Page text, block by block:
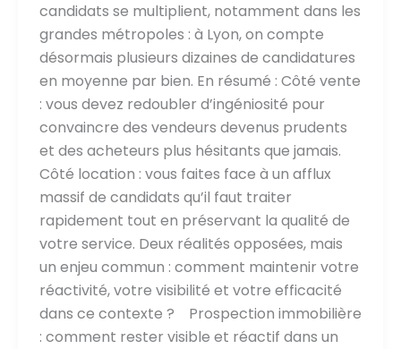
candidats se multiplient, notamment dans les
grandes métropoles : à Lyon, on compte
désormais plusieurs dizaines de candidatures
en moyenne par bien. En résumé : Côté vente
: vous devez redoubler d’ingéniosité pour
convaincre des vendeurs devenus prudents
et des acheteurs plus hésitants que jamais.
Côté location : vous faites face à un afflux
massif de candidats qu’il faut traiter
rapidement tout en préservant la qualité de
votre service. Deux réalités opposées, mais
un enjeu commun : comment maintenir votre
réactivité, votre visibilité et votre efficacité
dans ce contexte ? Prospection immobilière
: comment rester visible et réactif dans un